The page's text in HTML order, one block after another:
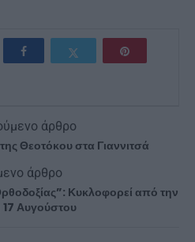
άρθρο
Θεοτόκου στα Γιαννιτσά
άρθρο
Κυκλοφορεί από την
Αυγούστου